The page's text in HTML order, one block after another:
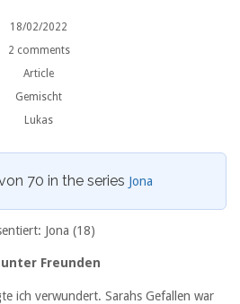
18/02/2022
2 comments
Article
Gemischt
Lukas
70 in the series Jona
Jona (18)
Freunden
ich verwundert. Sarahs Gefallen war